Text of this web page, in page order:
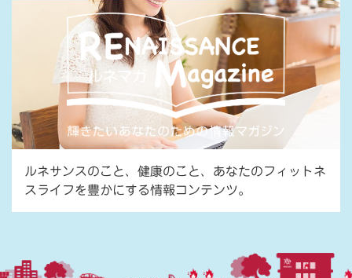
ルネサンスのこと、健康のこと、あなたのフィットネ
スライフを豊かにする情報コンテンツ。